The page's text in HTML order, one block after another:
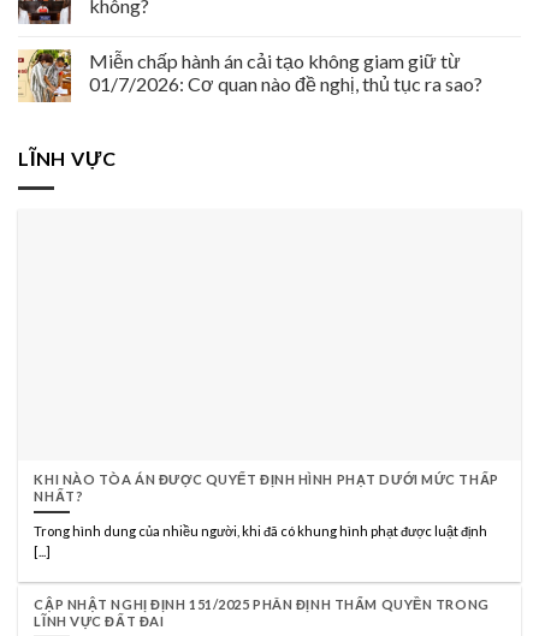
không?
Miễn chấp hành án cải tạo không giam giữ từ
01/7/2026: Cơ quan nào đề nghị, thủ tục ra sao?
LĨNH VỰC
KHI NÀO TÒA ÁN ĐƯỢC QUYẾT ĐỊNH HÌNH PHẠT DƯỚI MỨC THẤP
NHẤT?
Trong hình dung của nhiều người, khi đã có khung hình phạt được luật định
[...]
CẬP NHẬT NGHỊ ĐỊNH 151/2025 PHÂN ĐỊNH THẨM QUYỀN TRONG
LĨNH VỰC ĐẤT ĐAI